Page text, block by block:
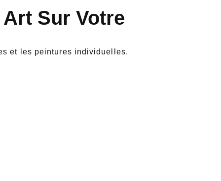
Sur Votre
et les peintures individuelles.